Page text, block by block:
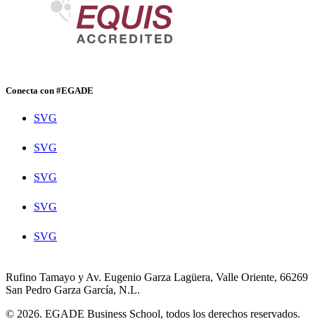
Conecta con #EGADE
SVG
SVG
SVG
SVG
SVG
Rufino Tamayo y Av. Eugenio Garza Lagüera, Valle Oriente, 66269
San Pedro Garza García, N.L.
© 2026. EGADE Business School, todos los derechos reservados.